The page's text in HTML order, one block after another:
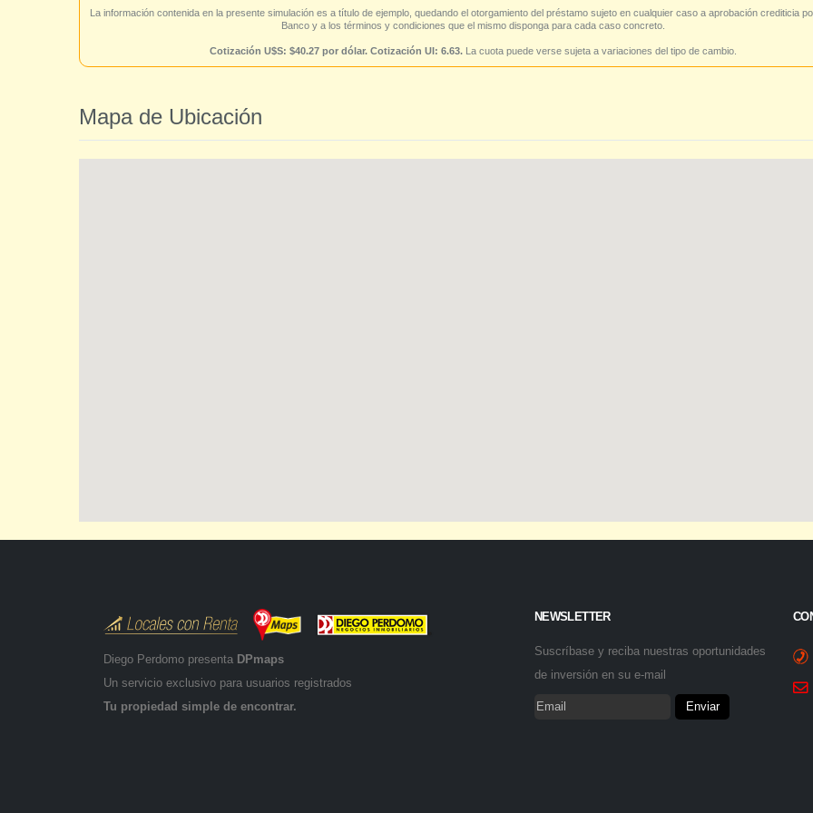
La información contenida en la presente simulación es a título de ejemplo, quedando el otorgamiento del préstamo sujeto en cualquier caso a aprobación crediticia
Banco y a los términos y condiciones que el mismo disponga para cada caso concreto.
Cotización U$S: $40.27 por dólar. Cotización UI: 6.63. La cuota puede verse sujeta a variaciones del tipo de cambio.
Mapa de Ubicación